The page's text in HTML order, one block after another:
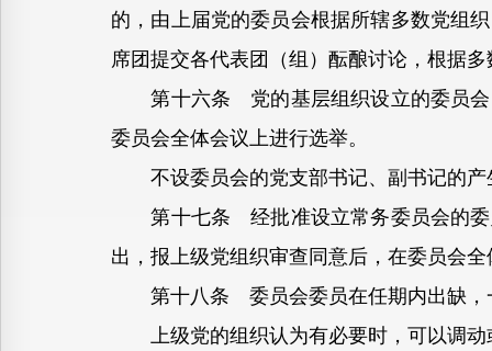
的，由上届党的委员会根据所辖多数党组
席团提交各代表团（组）酝酿讨论，根据
第十六条 党的基层组织设立的委员会
委员会全体会议上进行选举。
不设委员会的党支部书记、副书记的产
第十七条 经批准设立常务委员会的委
出，报上级党组织审查同意后，在委员会
第十八条 委员会委员在任期内出缺，
上级党的组织认为有必要时，可以调动